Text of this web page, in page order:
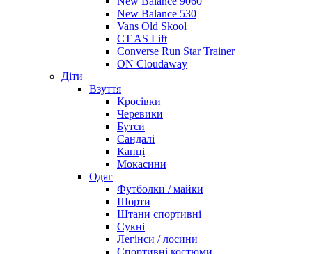
New Balance 530
Vans Old Skool
CT AS Lift
Converse Run Star Trainer
ON Cloudaway
Діти
Взуття
Кросівки
Черевики
Бутси
Сандалі
Капці
Мокасини
Одяг
Футболки / майки
Шорти
Штани спортивні
Сукні
Легінси / лосини
Спортивні костюми